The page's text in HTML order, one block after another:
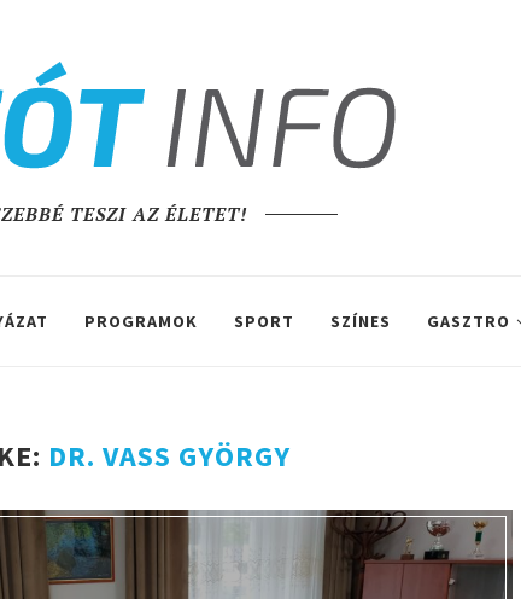
TESZI AZ ÉLETET!
PROGRAMOK SPORT SZÍNES GASZTRO
DR. VASS GYÖRGY